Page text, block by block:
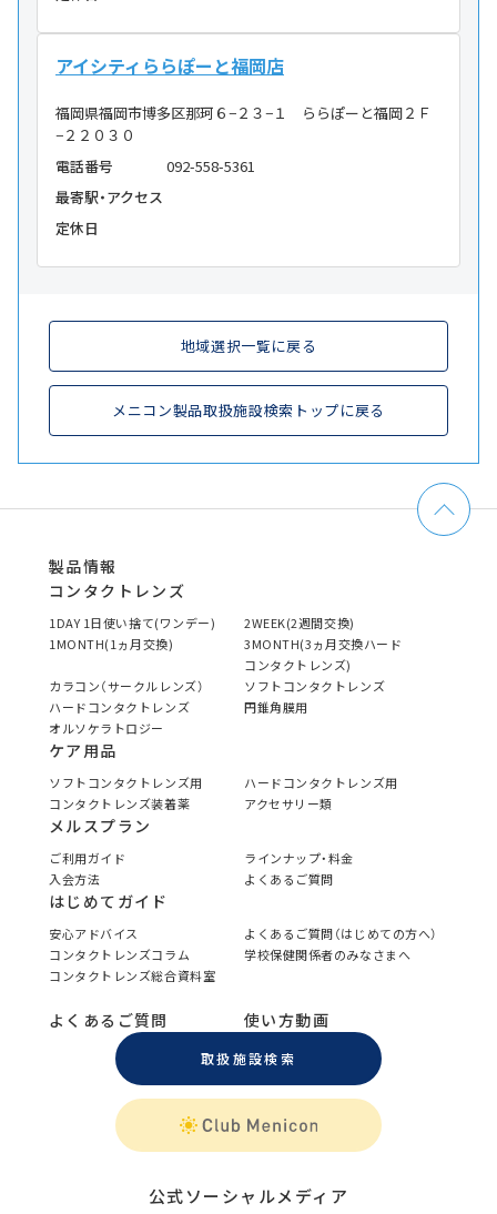
アイシティららぽーと福岡店
福岡県福岡市博多区那珂６−２３−１ ららぽーと福岡２Ｆ
−２２０３０
電話番号
092-558-5361
最寄駅・アクセス
定休日
地域選択一覧に戻る
メニコン製品取扱施設検索トップに戻る
製品情報
コンタクトレンズ
1DAY 1日使い捨て(ワンデー)
2WEEK(2週間交換)
1MONTH(1ヵ月交換)
3MONTH(3ヵ月交換ハード
コンタクトレンズ)
カラコン（サークルレンズ）
ソフトコンタクトレンズ
ハードコンタクトレンズ
円錐角膜用
オルソケラトロジー
ケア用品
ソフトコンタクトレンズ用
ハードコンタクトレンズ用
コンタクトレンズ装着薬
アクセサリー類
メルスプラン
ご利用ガイド
ラインナップ・料金
入会方法
よくあるご質問
はじめてガイド
安心アドバイス
よくあるご質問（はじめての方へ）
コンタクトレンズコラム
学校保健関係者のみなさまへ
コンタクトレンズ総合資料室
よくあるご質問 使い方動画
取扱施設検索
公式ソーシャルメディア